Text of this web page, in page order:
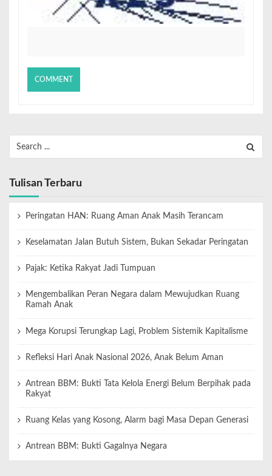
Tulisan Terbaru
Peringatan HAN: Ruang Aman Anak Masih Terancam
Keselamatan Jalan Butuh Sistem, Bukan Sekadar Peringatan
Pajak: Ketika Rakyat Jadi Tumpuan
Mengembalikan Peran Negara dalam Mewujudkan Ruang
Ramah Anak
Mega Korupsi Terungkap Lagi, Problem Sistemik Kapitalisme
Refleksi Hari Anak Nasional 2026, Anak Belum Aman
Antrean BBM: Bukti Tata Kelola Energi Belum Berpihak pada
Rakyat
Ruang Kelas yang Kosong, Alarm bagi Masa Depan Generasi
Antrean BBM: Bukti Gagalnya Negara